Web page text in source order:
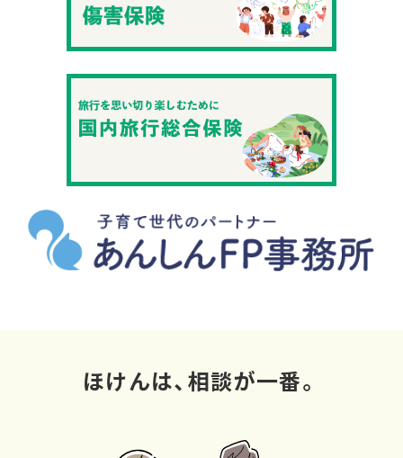
ほけんは、相談が一番。